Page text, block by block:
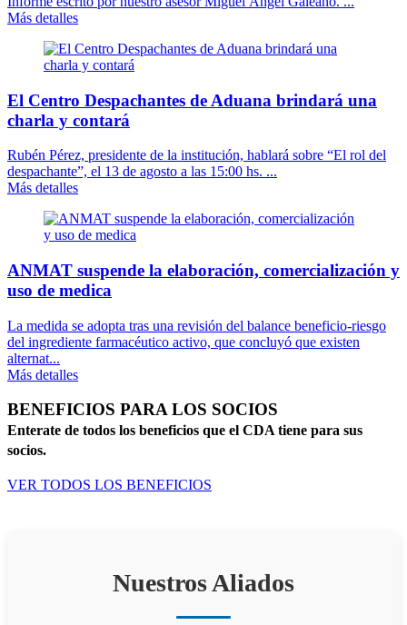
Más detalles
El Centro Despachantes de Aduana brindará una
charla y contará
Rubén Pérez, presidente de la institución, hablará sobre “El rol del
despachante”, el 13 de agosto a las 15:00 hs. ...
Más detalles
ANMAT suspende la elaboración, comercialización y
uso de medica
La medida se adopta tras una revisión del balance beneficio-riesgo
del ingrediente farmacéutico activo, que concluyó que existen
alternat...
Más detalles
BENEFICIOS PARA LOS SOCIOS
Enterate de todos los beneficios que el CDA tiene para sus
socios.
VER TODOS LOS BENEFICIOS
Nuestros Aliados